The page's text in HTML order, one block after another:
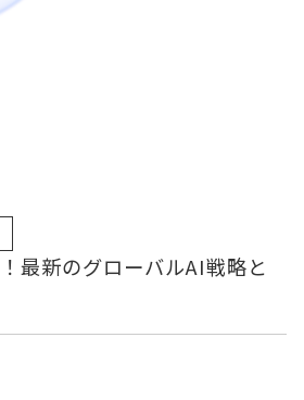
最新のグローバルAI戦略と